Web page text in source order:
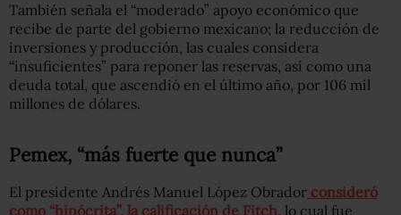
También señala el “moderado” apoyo económico que
recibe de parte del gobierno mexicano; la reducción de
inversiones y producción, las cuales considera
“insuficientes” para reponer las reservas, así como una
deuda total, que ascendió en el último año, por 106 mil
millones de dólares.
Pemex, “más fuerte que nunca”
El presidente Andrés Manuel López Obrador consideró
como “hipócrita”, la calificación de Fitch, lo cual fue